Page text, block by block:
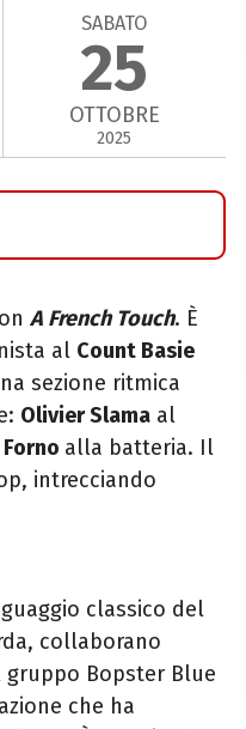
SABATO
25
OTTOBRE
2025
A French Touch. È
al Count Basie
sezione ritmica
Olivier Slama al
alla batteria. Il
intrecciando
classico del
collaborano
Bopster Blue
che ha